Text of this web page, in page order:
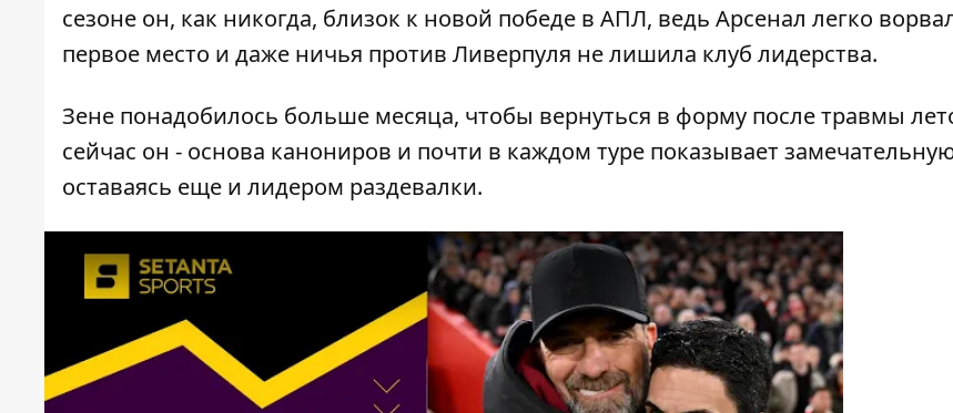
сезоне он, как никогда, близок к новой победе в АПЛ, ведь Арсенал легко
первое место и даже ничья против Ливерпуля не лишила клуб лидерства.
Зене понадобилось больше месяца, чтобы вернуться в форму после травмы
сейчас он - основа канониров и почти в каждом туре показывает
оставаясь еще и лидером раздевалки.